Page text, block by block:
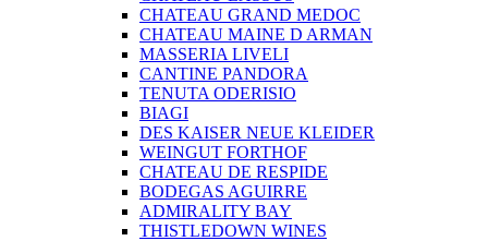
CHATEAU GRAND MEDOC
CHATEAU MAINE D ARMAN
MASSERIA LIVELI
CANTINE PANDORA
TENUTA ODERISIO
BIAGI
DES KAISER NEUE KLEIDER
WEINGUT FORTHOF
CHATEAU DE RESPIDE
BODEGAS AGUIRRE
ADMIRALITY BAY
THISTLEDOWN WINES